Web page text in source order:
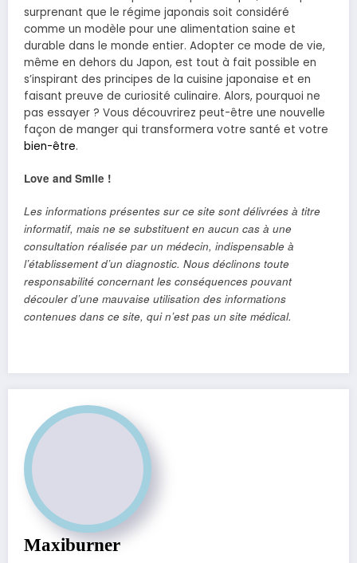
surprenant que le régime japonais soit considéré
comme un modèle pour une alimentation saine et
durable dans le monde entier. Adopter ce mode de vie,
même en dehors du Japon, est tout à fait possible en
s’inspirant des principes de la cuisine japonaise et en
faisant preuve de curiosité culinaire. Alors, pourquoi ne
pas essayer ? Vous découvrirez peut-être une nouvelle
façon de manger qui transformera votre santé et votre
bien-être.
Love and Smile !
Les informations présentes sur ce site sont délivrées à titre
informatif, mais ne se substituent en aucun cas à une
consultation réalisée par un médecin, indispensable à
l’établissement d’un diagnostic. Nous déclinons toute
responsabilité concernant les conséquences pouvant
découler d’une mauvaise utilisation des informations
contenues dans ce site, qui n’est pas un site médical.
Maxiburner